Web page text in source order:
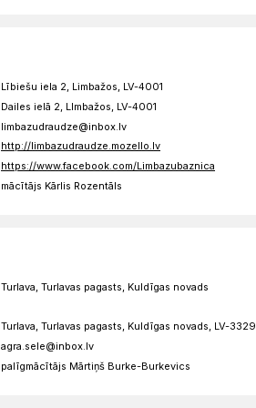
Lībiešu iela 2, Limbažos, LV-4001
Dailes ielā 2, LImbažos, LV-4001
limbazudraudze@inbox.lv
http://limbazudraudze.mozello.lv
https://www.facebook.com/Limbazubaznica
mācītājs Kārlis Rozentāls
Turlava, Turlavas pagasts, Kuldīgas novads
Turlava, Turlavas pagasts, Kuldīgas novads, LV-3329
agra.sele@inbox.lv
palīgmācītājs Mārtiņš Burke-Burkevics